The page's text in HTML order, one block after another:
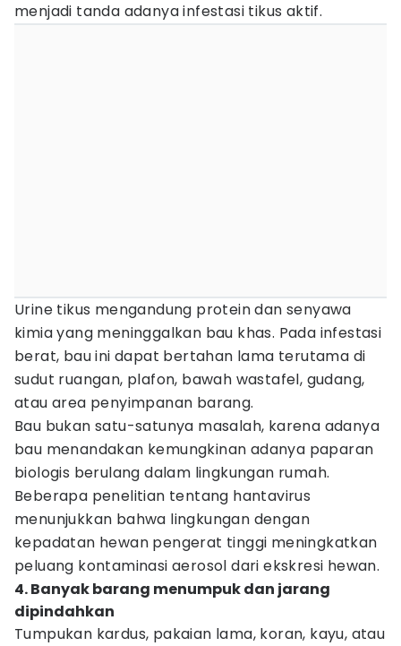
menjadi tanda adanya infestasi tikus aktif.
Urine tikus mengandung protein dan senyawa
kimia yang meninggalkan bau khas. Pada infestasi
berat, bau ini dapat bertahan lama terutama di
sudut ruangan, plafon, bawah wastafel, gudang,
atau area penyimpanan barang.
Bau bukan satu-satunya masalah, karena adanya
bau menandakan kemungkinan adanya paparan
biologis berulang dalam lingkungan rumah.
Beberapa penelitian tentang hantavirus
menunjukkan bahwa lingkungan dengan
kepadatan hewan pengerat tinggi meningkatkan
peluang kontaminasi aerosol dari ekskresi hewan.
4. Banyak barang menumpuk dan jarang
dipindahkan
Tumpukan kardus, pakaian lama, koran, kayu, atau